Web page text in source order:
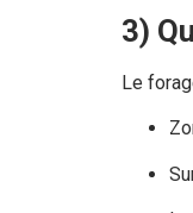
3)
Le